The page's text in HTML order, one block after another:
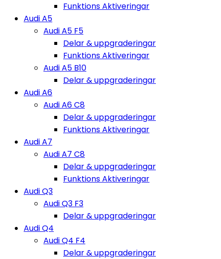
Funktions Aktiveringar
Audi A5
Audi A5 F5
Delar & uppgraderingar
Funktions Aktiveringar
Audi A5 B10
Delar & uppgraderingar
Audi A6
Audi A6 C8
Delar & uppgraderingar
Funktions Aktiveringar
Audi A7
Audi A7 C8
Delar & uppgraderingar
Funktions Aktiveringar
Audi Q3
Audi Q3 F3
Delar & uppgraderingar
Audi Q4
Audi Q4 F4
Delar & uppgraderingar